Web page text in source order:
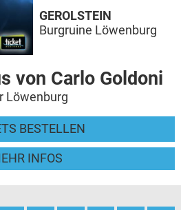
von Carlo Goldoni
Löwenburg
BESTELLEN
INFOS
GEROLSTEIN
Burgruine Löwenburg